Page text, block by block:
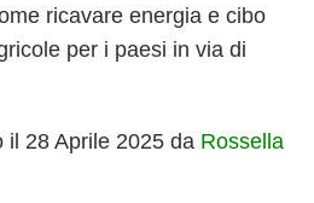
ricavare energia e cibo
per i paesi in via di
il 28 Aprile 2025 da Rossella